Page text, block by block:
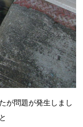
が問題が発生しまし